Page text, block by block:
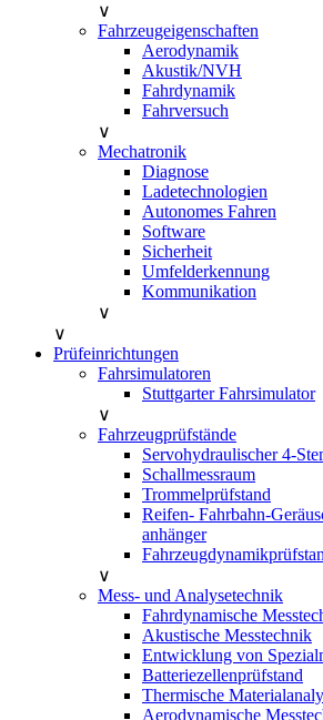
∨
Fahrzeugeigenschaften
Aerodynamik
Akustik/NVH
Fahrdynamik
Fahrversuch
∨
Mechatronik
Diagnose
Ladetechnologien
Autonomes Fahren
Software
Sicherheit
Umfelderkennung
Kommunikation
∨
∨
Prüfeinrichtungen
Fahrsimulatoren
Stuttgarter Fahrsimulator
∨
Fahrzeugprüfstände
Servohydraulischer 4-
Schallmessraum
Trommelprüfstand
Reifen- Fahrbahn-
anhänger
∨
Mess- und Analysetechnik
Fahrdynamische
Akustische Messtechnik
Entwicklung von
Batteriezellenprüfstand
Thermische
Aerodynamische